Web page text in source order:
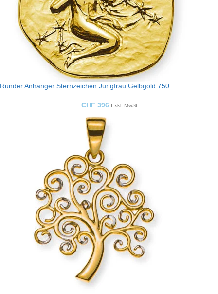
Runder Anhänger Sternzeichen Jungfrau Gelbgold 750
CHF 396 Exkl. MwSt